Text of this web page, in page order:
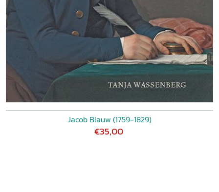
Jacob Blauw (1759-1829)
€35,00